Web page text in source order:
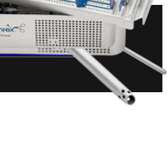
educacionais
novo na Arthrex?